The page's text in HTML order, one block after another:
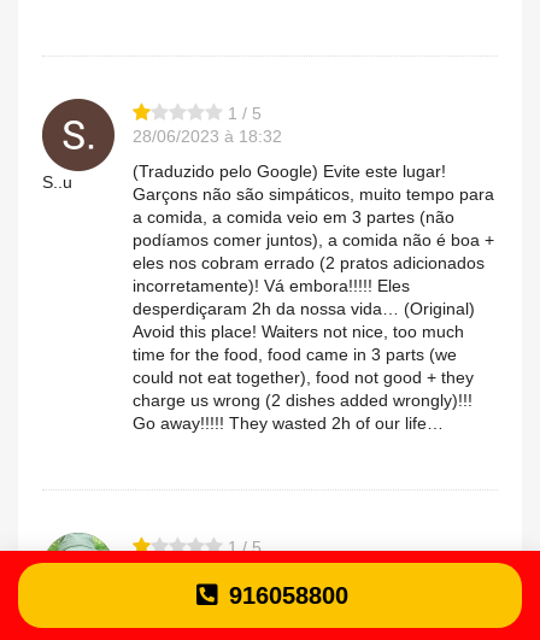
S..u
1 / 5
28/06/2023 à 18:32
(Traduzido pelo Google) Evite este lugar!
Garçons não são simpáticos, muito tempo para
a comida, a comida veio em 3 partes (não
podíamos comer juntos), a comida não é boa +
eles nos cobram errado (2 pratos adicionados
incorretamente)! Vá embora!!!!! Eles
desperdiçaram 2h da nossa vida… (Original)
Avoid this place! Waiters not nice, too much
time for the food, food came in 3 parts (we
could not eat together), food not good + they
charge us wrong (2 dishes added wrongly)!!!
Go away!!!!! They wasted 2h of our life…
1 / 5
28/06/2023 à 13:01
Os pratos servidos estavam com uma
apresentação muito ruim. O prato do risotto
916058800